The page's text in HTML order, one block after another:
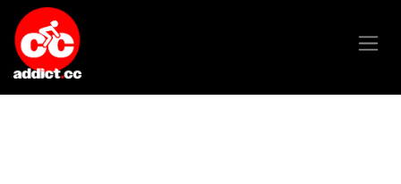
Overslaan naar inhoud